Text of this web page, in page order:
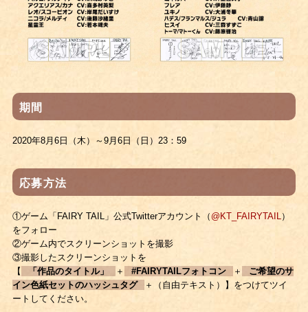
期間
2020年8月6日（木）～9月6日（日）23：59
応募方法
①ゲーム「FAIRY TAIL」公式Twitterアカウント（ @KT_FAIRYTAIL
）
をフォロー
②ゲーム内でスクリーンショットを撮影
③撮影したスクリーンショットを
【
「作品のタイトル」 ＋ #FAIRYTAILフォトコン ＋
ご希望のサ
イン色紙セットのハッシュタグ
＋（自由テキスト）】をつけてツイ
ートしてください。